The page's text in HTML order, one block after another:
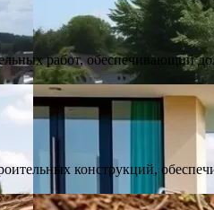
работ, обеспечивающий
конструкций,